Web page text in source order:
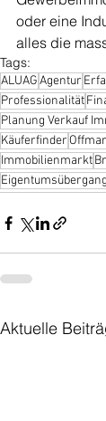
oder eine
alles die
Tags:
ALUAGAgentur
Professionalität
Planung Verkauf
Käuferfinder
Immobilienmarkt
Eigentumsübergang
Aktuelle